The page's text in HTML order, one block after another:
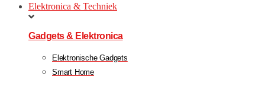
Elektronica & Techniek
Gadgets & Elektronica
Elektronische Gadgets
Smart Home